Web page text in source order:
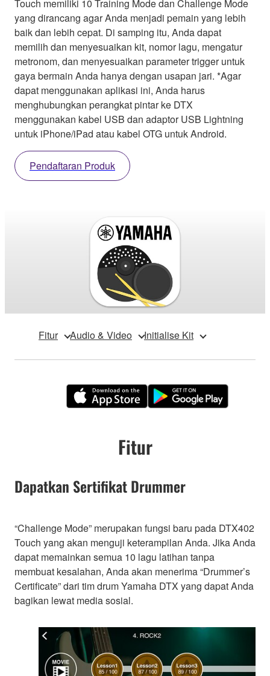
Touch memiliki 10 Training Mode dan Challenge Mode
yang dirancang agar Anda menjadi pemain yang lebih
baik dan lebih cepat. Di samping itu, Anda dapat
memilih dan menyesuaikan kit, nomor lagu, mengatur
metronom, dan menyesuaikan parameter trigger untuk
gaya bermain Anda hanya dengan usapan jari. *Agar
dapat menggunakan aplikasi ini, Anda harus
menghubungkan perangkat pintar ke DTX
menggunakan kabel USB dan adaptor USB Lightning
untuk iPhone/iPad atau kabel OTG untuk Android.
Pendaftaran Produk
Fitur Audio & Video Initialise Kit
Fitur
Dapatkan Sertifikat Drummer
“Challenge Mode” merupakan fungsi baru pada DTX402
Touch yang akan menguji keterampilan Anda. Jika Anda
dapat memainkan semua 10 lagu latihan tanpa
membuat kesalahan, Anda akan menerima “Drummer’s
Certificate” dari tim drum Yamaha DTX yang dapat Anda
bagikan lewat media sosial.